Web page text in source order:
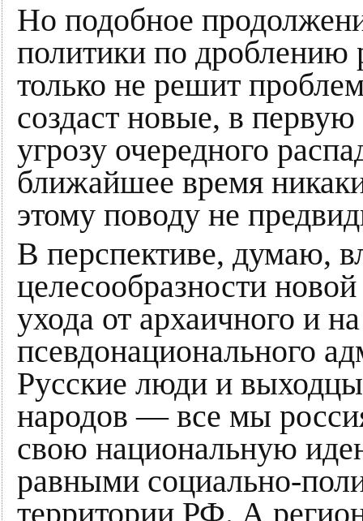
Но подобное
политики по дроблению
только не решит
создаст новые, в первую
угрозу очередного
ближайшее время
этому поводу не
В перспективе, думаю,
целесообразности
ухода от архаичного и
псевдонационального
Русские люди и
народов — все мы
свою национальную
равными социально-
территории РФ. А